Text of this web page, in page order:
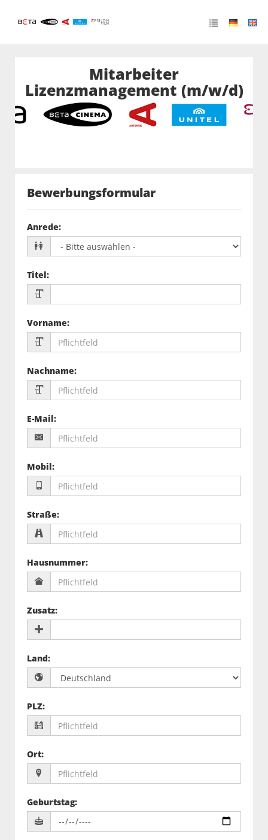
Mitarbeiter
Lizenzmanagement (m/w/d)
Bewerbungsformular
Anrede:
Titel:
Vorname:
Nachname:
E-Mail:
Mobil:
Straße:
Hausnummer:
Zusatz:
Land:
PLZ:
Ort:
Geburtstag: